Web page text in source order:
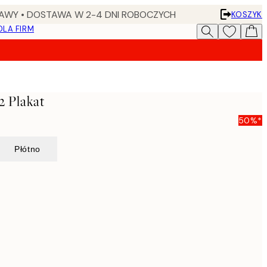
• DOSTAWA W 2-4 DNI ROBOCZYCH
KOSZYK
FIRM
Plakat
50%*
Płótno